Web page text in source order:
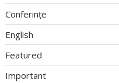
Conferințe
English
Featured
Important